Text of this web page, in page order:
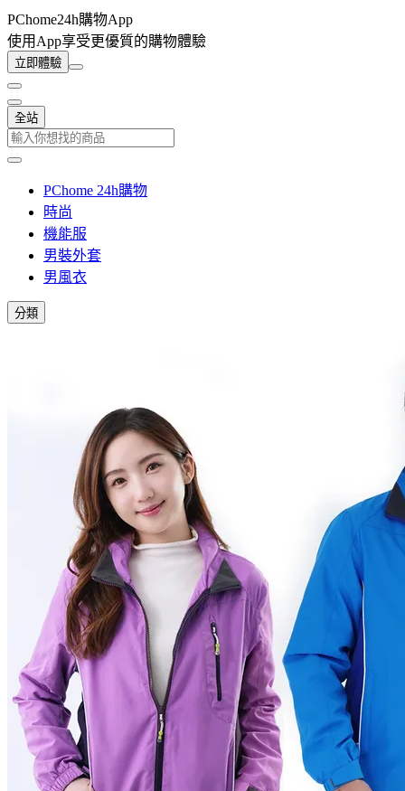
PChome24h購物App
使用App享受更優質的購物體驗
立即體驗
全站
PChome 24h購物
時尚
機能服
男裝外套
男風衣
分類